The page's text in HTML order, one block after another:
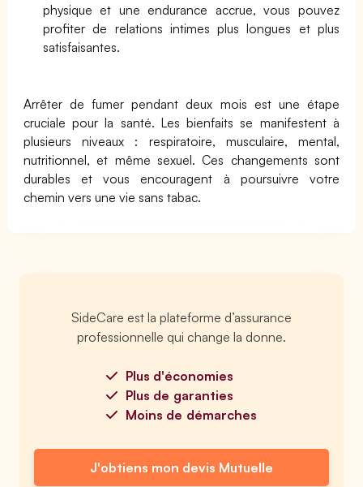
physique et une endurance accrue, vous pouvez
profiter de relations intimes plus longues et plus
satisfaisantes.
Arrêter de fumer pendant deux mois est une étape
cruciale pour la santé. Les bienfaits se manifestent à
plusieurs niveaux : respiratoire, musculaire, mental,
nutritionnel, et même sexuel. Ces changements sont
durables et vous encouragent à poursuivre votre
chemin vers une vie sans tabac.
SideCare est la plateforme d’assurance
professionnelle qui change la donne.
Plus d'économies
Plus de garanties
Moins de démarches
J'obtiens mon devis Mutuelle